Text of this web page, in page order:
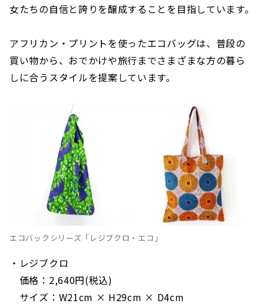
女たちの自信と誇りを醸成することを目指しています。
アフリカン・プリントを使ったエコバッグは、普段の
買い物から、おでかけや旅行までさまざまな方の暮ら
しに合うスタイルを提案しています。
エコバックシリーズ「レジブクロ・エコ」
・レジブクロ
価格：2,640円(税込)
サイズ：W21cm × H29cm × D4cm